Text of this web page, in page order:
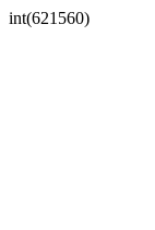
int(621560)